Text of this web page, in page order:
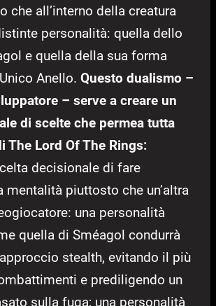
che all’interno della creatura
personalità: quella dello
e quella della sua forma
Anello. Questo dualismo –
– serve a creare un
di scelte che permea tutta
The Lord Of The Rings:
decisionale di fare
mentalità piuttosto che un’altra
una personalità
quella di Sméagol condurrà
approccio stealth, evitando il più
e prediligendo un
sulla fuga; una personalità